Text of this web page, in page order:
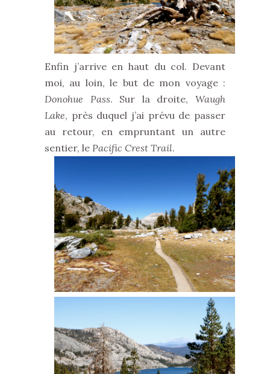
Enfin j’arrive en haut du col. Devant
moi, au loin, le but de mon voyage :
Donohue Pass. Sur la droite,Waugh
Lake, près duquel j’ai prévu de passer
au retour, en empruntant un autre
sentier, le Pacific Crest Trail.